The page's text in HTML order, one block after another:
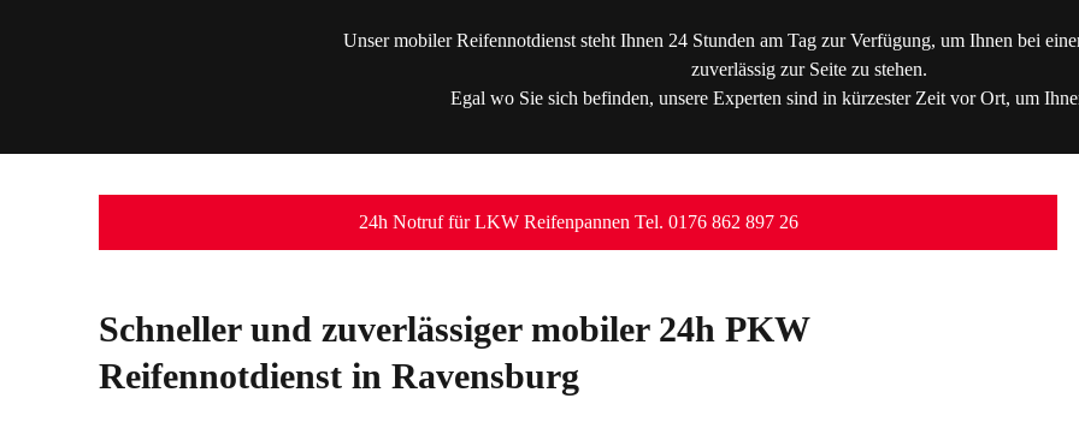
Unser mobiler Reifennotdienst steht Ihnen 24 Stunden am Tag zur Verfügung, um Ihnen bei
zuverlässig zur Seite zu stehen.
Egal wo Sie sich befinden, unsere Experten sind in kürzester Zeit vor Ort, um
24h Notruf für LKW Reifenpannen Tel. 0176 862 897 26
Schneller und zuverlässiger mobiler 24h PKW
Reifennotdienst in Ravensburg